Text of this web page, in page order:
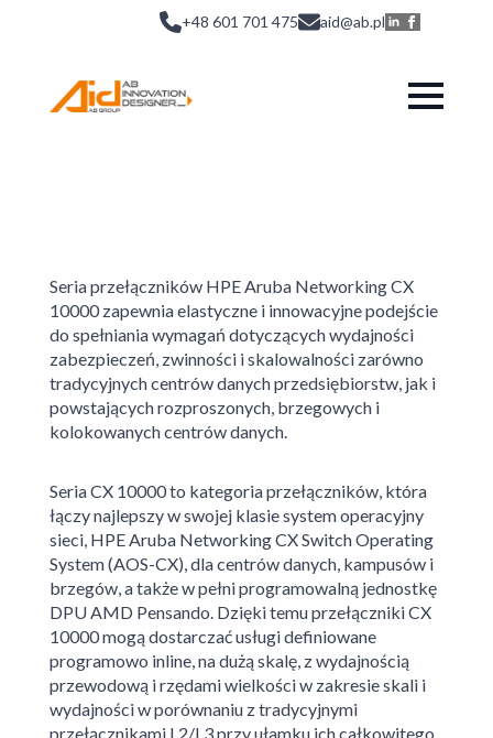
+48 601 701 475 aid@ab.pl
Seria przełączników HPE Aruba Networking CX
10000 zapewnia elastyczne i innowacyjne podejście
do spełniania wymagań dotyczących wydajności
zabezpieczeń, zwinności i skalowalności zarówno
tradycyjnych centrów danych przedsiębiorstw, jak i
powstających rozproszonych, brzegowych i
kolokowanych centrów danych.
Seria CX 10000 to kategoria przełączników, która
łączy najlepszy w swojej klasie system operacyjny
sieci, HPE Aruba Networking CX Switch Operating
System (AOS-CX), dla centrów danych, kampusów i
brzegów, a także w pełni programowalną jednostkę
DPU AMD Pensando. Dzięki temu przełączniki CX
10000 mogą dostarczać usługi definiowane
programowo inline, na dużą skalę, z wydajnością
przewodową i rzędami wielkości w zakresie skali i
wydajności w porównaniu z tradycyjnymi
przełącznikami L2/L3 przy ułamku ich całkowitego